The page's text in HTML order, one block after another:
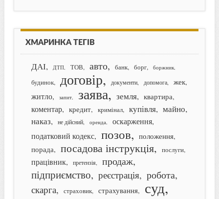
ХМАРИНКА ТЕГІВ
ДАІ ДТП ТОВ авто банк борг боржник
будинок договір документи допомога жек
житло запит заява земля квартира
коментар кредит кримінал купівля
майно
наказ
не дійсний оренда оскарження
податковий кодекс позов положення
порада посадова інструкція послуги
працівник претензія продаж
підприємство реєстрація робота
скарга страховик страхування суд